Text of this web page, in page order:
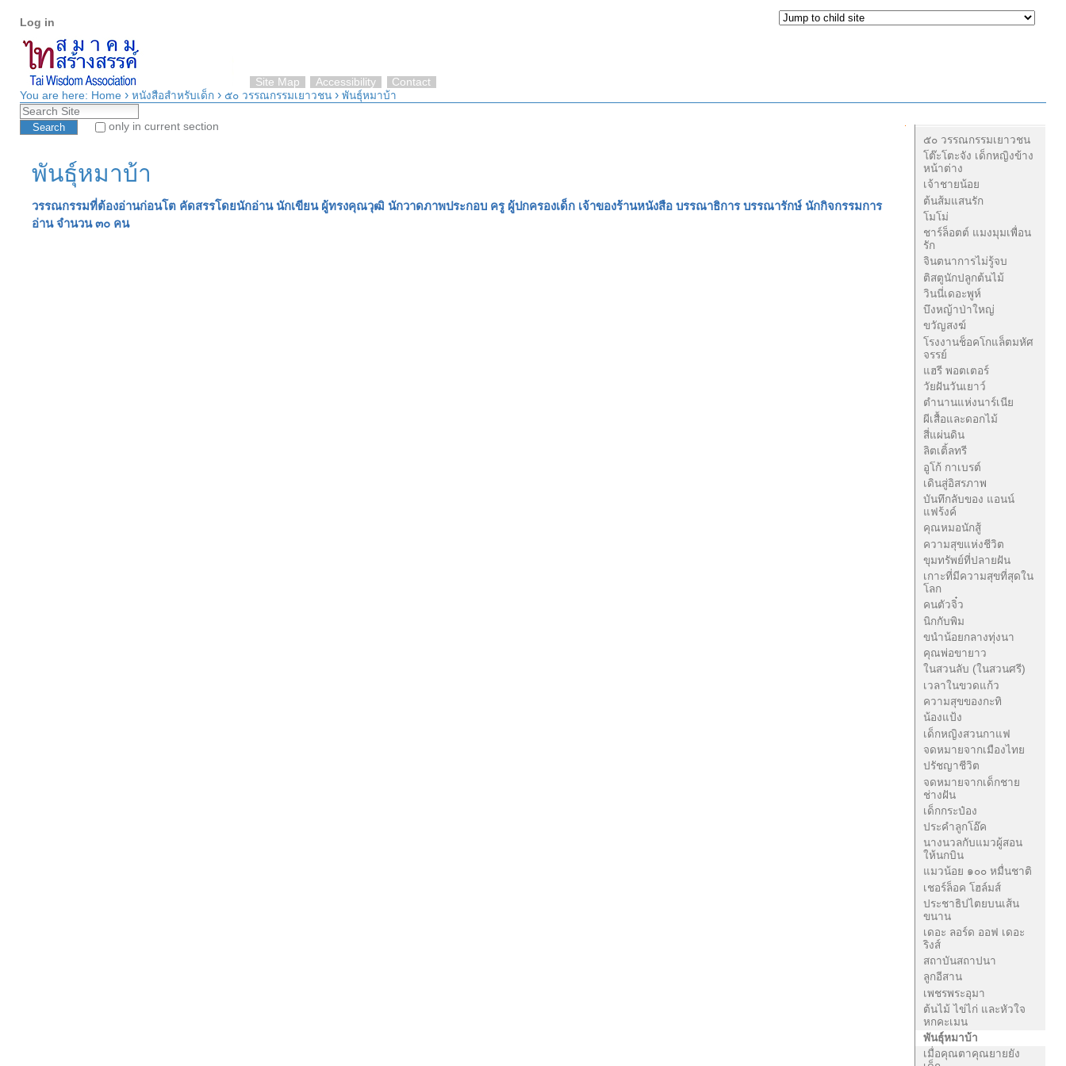
content.
Skip
to
navigation
Site Map Accessibility Contact
tools
Log in
You are here: Home › หนังสือสำหรับเด็ก › ๕๐ วรรณกรรมเยาวชน › พันธุ์หมาบ้า
Search Site
only in current section
พันธุ์หมาบ้า
วรรณกรรมที่ต้องอ่านก่อนโต คัดสรรโดยนักอ่าน นักเขียน ผู้ทรงคุณวุฒิ นักวาดภาพประกอบ ครู ผู้ปกครองเด็ก เจ้าของร้านหนังสือ บรรณาธิการ บรรณารักษ์ นักกิจกรรมการ
อ่าน จำนวน ๓๐ คน
๕๐ วรรณกรรมเยาวชน
โต๊ะโตะจัง เด็กหญิงข้าง
หน้าต่าง
เจ้าชายน้อย
ต้นส้มแสนรัก
โมโม่
ชาร์ล็อตต์ แมงมุมเพื่อน
รัก
จินตนาการไม่รู้จบ
ติสตูนักปลูกต้นไม้
วินนี่เดอะพูห์
บึงหญ้าป่าใหญ่
ขวัญสงฆ์
โรงงานช็อคโกแล็ตมหัศ
จรรย์
แฮรี พอตเตอร์
วัยฝันวันเยาว์
ตำนานแห่งนาร์เนีย
ผีเสื้อและดอกไม้
สี่แผ่นดิน
ลิตเติ้ลทรี
อูโก้ กาเบรต์
เดินสู่อิสรภาพ
บันทึกลับของ แอนน์
แฟร้งค์
คุณหมอนักสู้
ความสุขแห่งชีวิต
ขุมทรัพย์ที่ปลายฝัน
เกาะที่มีความสุขที่สุดใน
โลก
คนตัวจิ๋ว
นิกกับพิม
ขนำน้อยกลางทุ่งนา
คุณพ่อขายาว
ในสวนลับ (ในสวนศรี)
เวลาในขวดแก้ว
ความสุขของกะทิ
น้องแป้ง
เด็กหญิงสวนกาแฟ
จดหมายจากเมืองไทย
ปรัชญาชีวิต
จดหมายจากเด็กชาย
ช่างฝัน
เด็กกระป๋อง
ประคำลูกโอ๊ค
นางนวลกับแมวผู้สอน
ให้นกบิน
แมวน้อย ๑๐๐ หมื่นชาติ
เชอร์ล็อค โฮล์มส์
ประชาธิปไตยบนเส้น
ขนาน
เดอะ ลอร์ด ออฟ เดอะ
ริงส์
สถาบันสถาปนา
ลูกอีสาน
เพชรพระอุมา
ต้นไม้ ไข่ไก่ และหัวใจ
หกคะเมน
พันธุ์หมาบ้า
เมื่อคุณตาคุณยายยัง